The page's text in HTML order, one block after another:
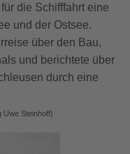
die Schifffahrt eine
und der Ostsee.
über den Bau,
und berichtete über
durch eine
Uwe Steinhoff)